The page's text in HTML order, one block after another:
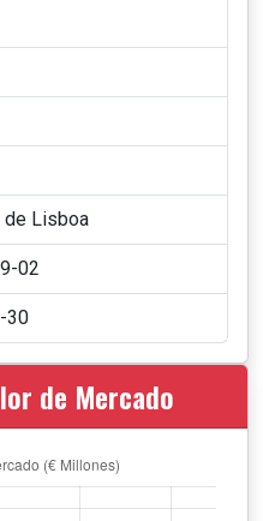
de Lisboa
02
30
de Mercado